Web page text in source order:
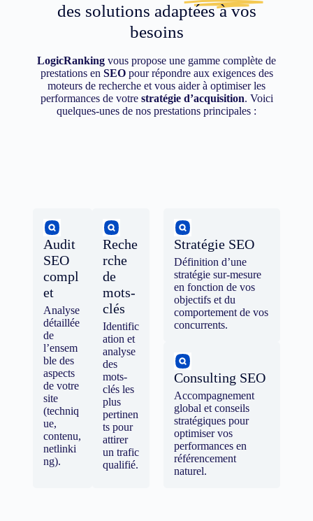
des solutions adaptées à vos
besoins
LogicRanking vous propose une gamme complète de
prestations en SEOpour répondre aux exigences des
moteurs de recherche et vous aider à optimiser les
performances de votre stratégie d’acquisition. Voici
quelques-unes de nos prestations principales :
Audit
SEO
compl
et
Analyse
détaillée
de
l’ensem
ble des
aspects
de votre
site
(techniq
ue,
contenu,
netlinki
ng).
Reche
rche
de
mots-
clés
Identific
ation et
analyse
des
mots-
clés les
plus
pertinen
ts pour
attirer
un trafic
qualifié.
Stratégie SEO
Définition d’une
stratégie sur-mesure
en fonction de vos
objectifs et du
comportement de vos
concurrents.
Consulting SEO
Accompagnement
global et conseils
stratégiques pour
optimiser vos
performances en
référencement
naturel.